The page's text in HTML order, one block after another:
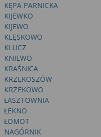
KĘPA PARNICKA
KIJEWKO
KIJEWO
KLĘSKOWO
KLUCZ
KNIEWO
KRAŚNICA
KRZEKOSZÓW
KRZEKOWO
ŁASZTOWNIA
ŁEKNO
ŁOMOT
NAGÓRNIK
Pamiętaj, że
wyrażoną zgodę
możesz też wycofać
danych tylko w
dowiedzieć się więcej
konfigurację
za pomocą „Ustawień
Więcej informacji na
narzędzi zewnętrznych
znajdziesz w